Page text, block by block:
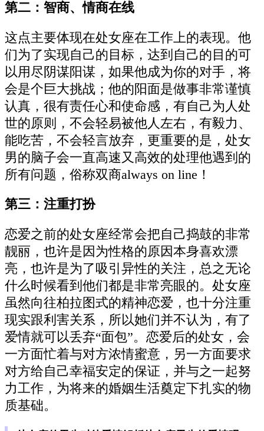
第二：智商、情商在线
这点主要体现在处女座在工作上的表现。他
们为了实现自己的目标，达到自己的目的可
以用尽阴谋阳谋，如果他成为你的对手，将
会是个巨大挑战；他的阳面是做事非常谨慎
认真，很有责任心和使命感，有自己为人处
世的原则，不会轻易被他人左右，有毅力、
能吃苦，不会轻言放弃，更重要的是，处女
男的脑子会一直高速又高效的处理他遇到的
所有问题，俗称双商always on line！
第三：注重打扮
恋爱之前的处女座经常会把自己捣鼓的非常
靓丽，也许是因为性格的原因本身喜欢漂
亮，也许是为了吸引异性的关注，总之无论
什么时候看到他们都是非常亮眼的。处女座
虽然向往柏拉图式的精神恋爱，也十分注重
现实跟利害关系，所以她们并不认为，有了
爱情就可以丢弃“面包”。恋爱后的处女，会
一方面忙着与对方浓情蜜意，另一方面要求
对方给自己幸福安定的保证，并与之一起努
力工作，为将来的婚姻生活奠定下扎实的物
质基础。